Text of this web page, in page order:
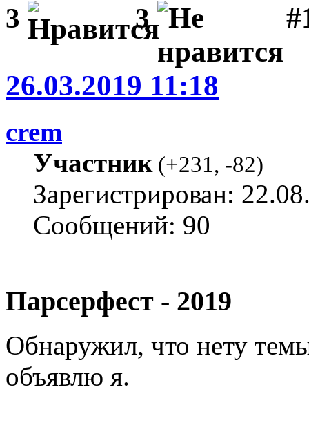
3 3
26.03.2019 11:18
crem
Участник(+231, -82)
Зарегистрирован:
Сообщений: 90
Парсерфест - 2019
Обнаружил, что нету
объявлю я.